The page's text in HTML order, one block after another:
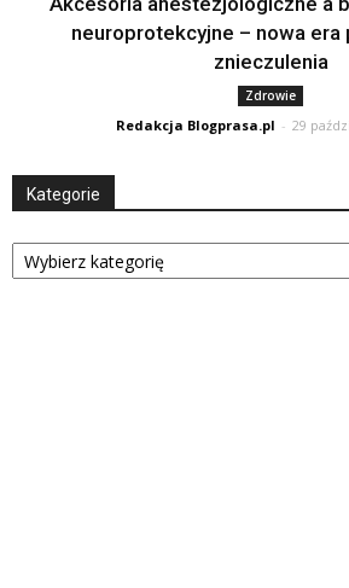
neuroprotekcyjne – nowa era
znieczulenia
Zdrowie
Redakcja Blogprasa.pl - 29
Kategorie
Kategorie